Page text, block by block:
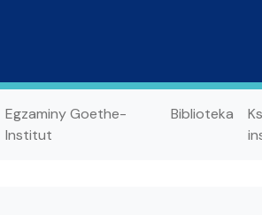
Egzaminy Goethe-
Institut
Biblioteka